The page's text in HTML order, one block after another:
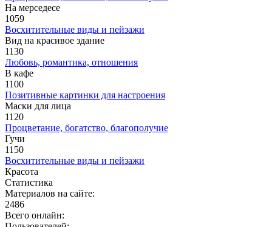
На мерседесе
1059
Восхитительные виды и пейзажи
Вид на красивое здание
1130
Любовь, романтика, отношения
В кафе
1100
Позитивные картинки для настроения
Маски для лица
1120
Процветание, богатство, благополучие
Гучи
1150
Восхитительные виды и пейзажи
Красота
Статистика
Материалов на сайте:
2486
Всего онлайн: